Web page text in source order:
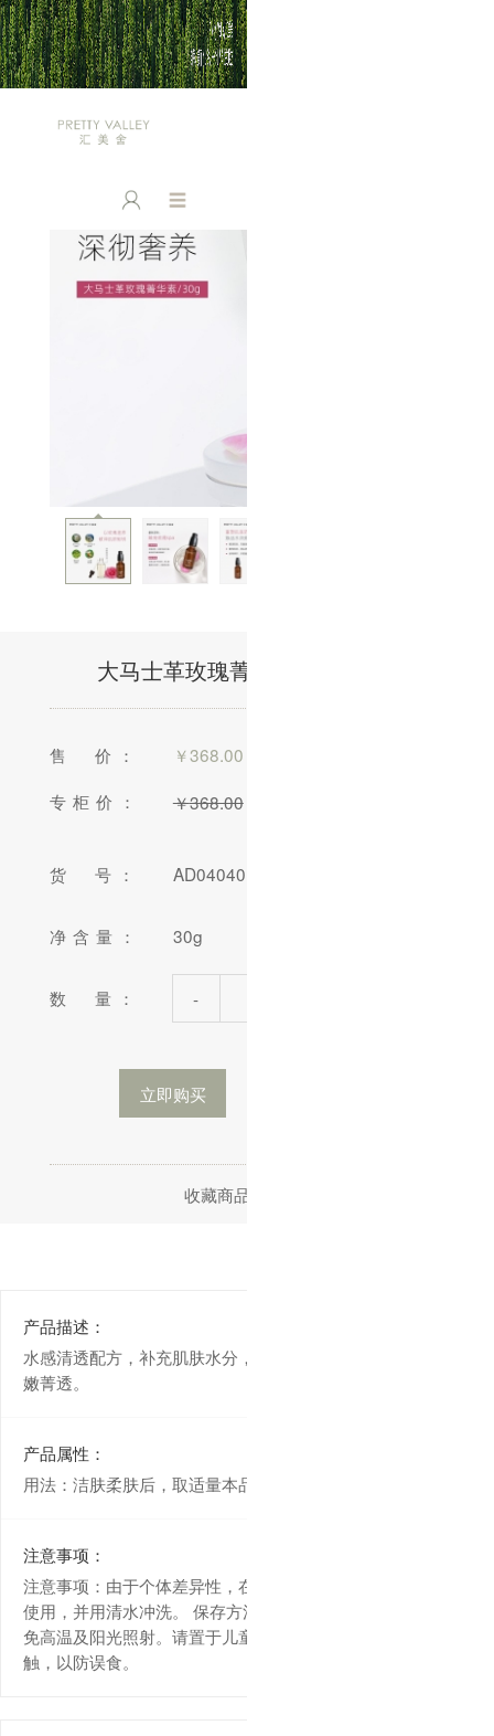
大马士革玫瑰菁华素/30g(售馨)
售 价： ￥368.00
专柜价：
￥368.00
货 号： AD040401-03
净含量： 30g
数 量： -
立即购买
收藏商品
产品描述：
水感清透配方，补充肌肤水分，改善肌肤干燥粗糙，让肌肤水
嫩菁透。
产品属性：
用法：洁肤柔肤后，取适量本品于面部轻拍按摩至吸收即可。
注意事项：
注意事项：由于个体差异性，在使用过程中若感不适，请停止
使用，并用清水冲洗。 保存方法：请存放于干燥阴凉处，避
免高温及阳光照射。请置于儿童不可触及处，避免儿童自行接
触，以防误食。